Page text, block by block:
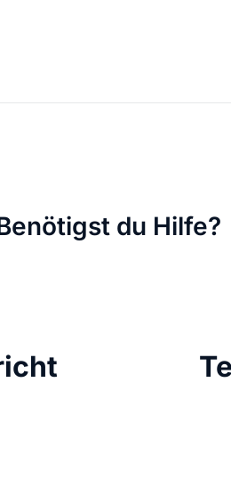
.net Domain du Hilfe?